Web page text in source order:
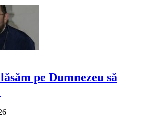
pe Dumnezeu să